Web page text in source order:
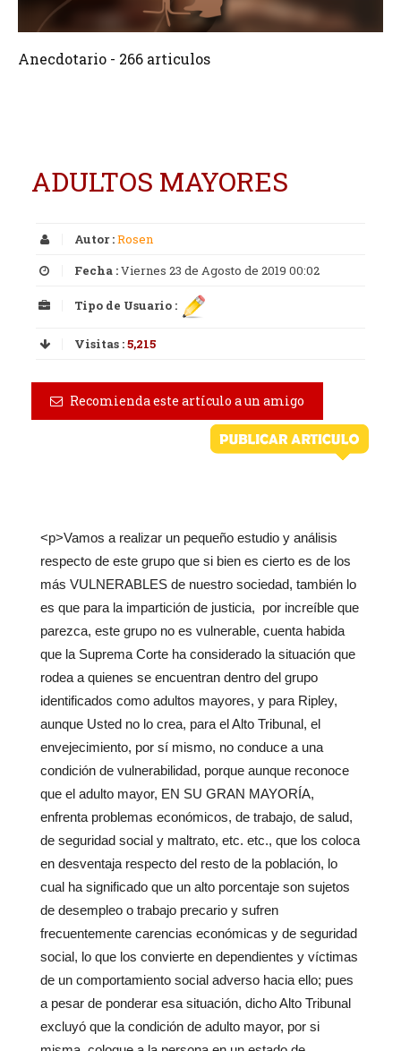
Crear 266 Articulos
Anecdotario - 266 articulos
ADULTOS MAYORES
Autor :Rosen
Fecha :Viernes 23 de Agosto de 2019 00:02
Tipo de Usuario :
Visitas :5,215
Recomienda este artículo a un amigo
<p>Vamos a realizar un pequeño estudio y análisis
respecto de este grupo que si bien es cierto es de los
más VULNERABLES de nuestro sociedad, también lo
es que para la impartición de justicia, por increíble que
parezca, este grupo no es vulnerable, cuenta habida
que la Suprema Corte ha considerado la situación que
rodea a quienes se encuentran dentro del grupo
identificados como adultos mayores, y para Ripley,
aunque Usted no lo crea, para el Alto Tribunal, el
envejecimiento, por sí mismo, no conduce a una
condición de vulnerabilidad, porque aunque reconoce
que el adulto mayor, EN SU GRAN MAYORÍA,
enfrenta problemas económicos, de trabajo, de salud,
de seguridad social y maltrato, etc. etc., que los coloca
en desventaja respecto del resto de la población, lo
cual ha significado que un alto porcentaje son sujetos
de desempleo o trabajo precario y sufren
frecuentemente carencias económicas y de seguridad
social, lo que los convierte en dependientes y víctimas
de un comportamiento social adverso hacia ello; pues
a pesar de ponderar esa situación, dicho Alto Tribunal
excluyó que la condición de adulto mayor, por si